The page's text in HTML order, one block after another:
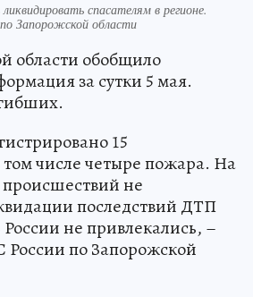
спасателям в регионе.
Запорожской области
области обобщило
за сутки 5 мая.
15
числе четыре пожара. На
не
последствий ДТП
не привлекались, –
по Запорожской